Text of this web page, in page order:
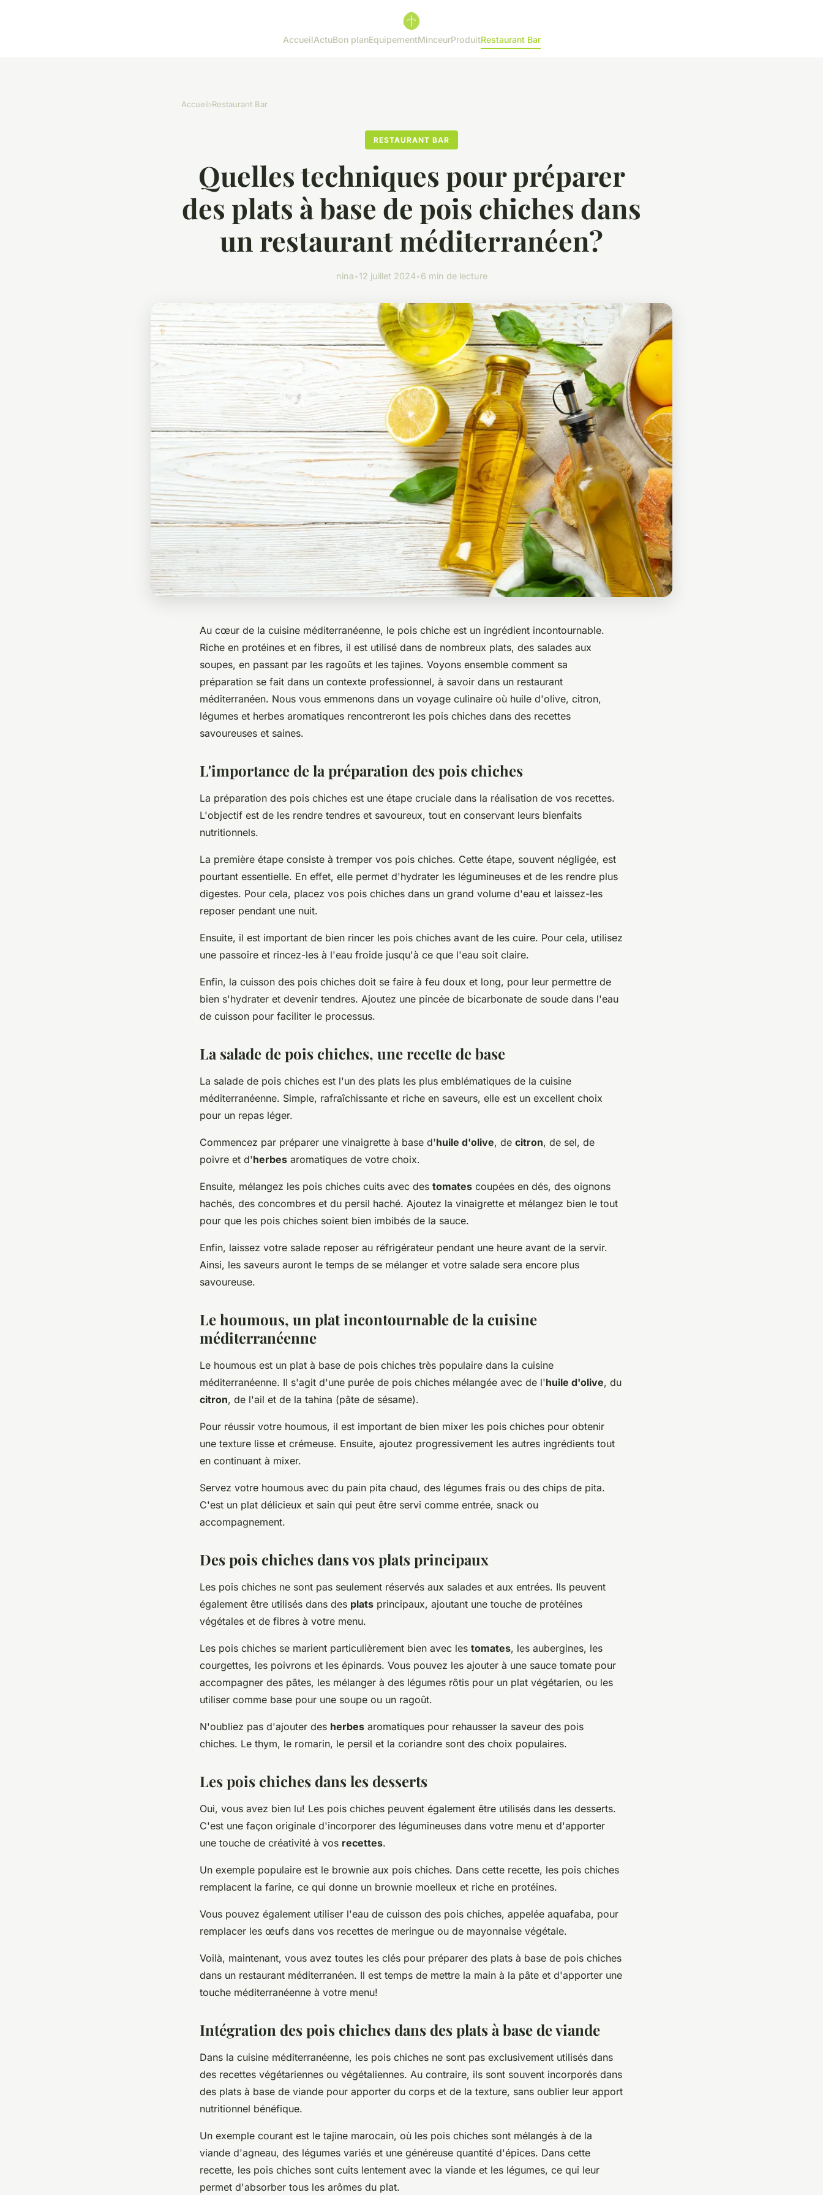
AccueilActuBon planEquipementMinceurProduitRestaurant Bar
Accueil›Restaurant Bar
RESTAURANT BAR
Quelles techniques pour préparer
des plats à base de pois chiches dans
un restaurant méditerranéen?
nina•12 juillet 2024•6 min de lecture
Au cœur de la cuisine méditerranéenne, le pois chiche est un ingrédient incontournable.
Riche en protéines et en fibres, il est utilisé dans de nombreux plats, des salades aux
soupes, en passant par les ragoûts et les tajines. Voyons ensemble comment sa
préparation se fait dans un contexte professionnel, à savoir dans un restaurant
méditerranéen. Nous vous emmenons dans un voyage culinaire où huile d'olive, citron,
légumes et herbes aromatiques rencontreront les pois chiches dans des recettes
savoureuses et saines.
L'importance de la préparation des pois chiches
La préparation des pois chiches est une étape cruciale dans la réalisation de vos recettes.
L'objectif est de les rendre tendres et savoureux, tout en conservant leurs bienfaits
nutritionnels.
La première étape consiste à tremper vos pois chiches. Cette étape, souvent négligée, est
pourtant essentielle. En effet, elle permet d'hydrater les légumineuses et de les rendre plus
digestes. Pour cela, placez vos pois chiches dans un grand volume d'eau et laissez-les
reposer pendant une nuit.
Ensuite, il est important de bien rincer les pois chiches avant de les cuire. Pour cela, utilisez
une passoire et rincez-les à l'eau froide jusqu'à ce que l'eau soit claire.
Enfin, la cuisson des pois chiches doit se faire à feu doux et long, pour leur permettre de
bien s'hydrater et devenir tendres. Ajoutez une pincée de bicarbonate de soude dans l'eau
de cuisson pour faciliter le processus.
La salade de pois chiches, une recette de base
La salade de pois chiches est l'un des plats les plus emblématiques de la cuisine
méditerranéenne. Simple, rafraîchissante et riche en saveurs, elle est un excellent choix
pour un repas léger.
Commencez par préparer une vinaigrette à base d'huile d'olive, de citron, de sel, de
poivre et d'herbes aromatiques de votre choix.
Ensuite, mélangez les pois chiches cuits avec des tomates coupées en dés, des oignons
hachés, des concombres et du persil haché. Ajoutez la vinaigrette et mélangez bien le tout
pour que les pois chiches soient bien imbibés de la sauce.
Enfin, laissez votre salade reposer au réfrigérateur pendant une heure avant de la servir.
Ainsi, les saveurs auront le temps de se mélanger et votre salade sera encore plus
savoureuse.
Le houmous, un plat incontournable de la cuisine
méditerranéenne
Le houmous est un plat à base de pois chiches très populaire dans la cuisine
méditerranéenne. Il s'agit d'une purée de pois chiches mélangée avec de l'huile d'olive, du
citron, de l'ail et de la tahina (pâte de sésame).
Pour réussir votre houmous, il est important de bien mixer les pois chiches pour obtenir
une texture lisse et crémeuse. Ensuite, ajoutez progressivement les autres ingrédients tout
en continuant à mixer.
Servez votre houmous avec du pain pita chaud, des légumes frais ou des chips de pita.
C'est un plat délicieux et sain qui peut être servi comme entrée, snack ou
accompagnement.
Des pois chiches dans vos plats principaux
Les pois chiches ne sont pas seulement réservés aux salades et aux entrées. Ils peuvent
également être utilisés dans des plats principaux, ajoutant une touche de protéines
végétales et de fibres à votre menu.
Les pois chiches se marient particulièrement bien avec les tomates, les aubergines, les
courgettes, les poivrons et les épinards. Vous pouvez les ajouter à une sauce tomate pour
accompagner des pâtes, les mélanger à des légumes rôtis pour un plat végétarien, ou les
utiliser comme base pour une soupe ou un ragoût.
N'oubliez pas d'ajouter des herbes aromatiques pour rehausser la saveur des pois
chiches. Le thym, le romarin, le persil et la coriandre sont des choix populaires.
Les pois chiches dans les desserts
Oui, vous avez bien lu! Les pois chiches peuvent également être utilisés dans les desserts.
C'est une façon originale d'incorporer des légumineuses dans votre menu et d'apporter
une touche de créativité à vos recettes.
Un exemple populaire est le brownie aux pois chiches. Dans cette recette, les pois chiches
remplacent la farine, ce qui donne un brownie moelleux et riche en protéines.
Vous pouvez également utiliser l'eau de cuisson des pois chiches, appelée aquafaba, pour
remplacer les œufs dans vos recettes de meringue ou de mayonnaise végétale.
Voilà, maintenant, vous avez toutes les clés pour préparer des plats à base de pois chiches
dans un restaurant méditerranéen. Il est temps de mettre la main à la pâte et d'apporter une
touche méditerranéenne à votre menu!
Intégration des pois chiches dans des plats à base de viande
Dans la cuisine méditerranéenne, les pois chiches ne sont pas exclusivement utilisés dans
des recettes végétariennes ou végétaliennes. Au contraire, ils sont souvent incorporés dans
des plats à base de viande pour apporter du corps et de la texture, sans oublier leur apport
nutritionnel bénéfique.
Un exemple courant est le tajine marocain, où les pois chiches sont mélangés à de la
viande d'agneau, des légumes variés et une généreuse quantité d'épices. Dans cette
recette, les pois chiches sont cuits lentement avec la viande et les légumes, ce qui leur
permet d'absorber tous les arômes du plat.